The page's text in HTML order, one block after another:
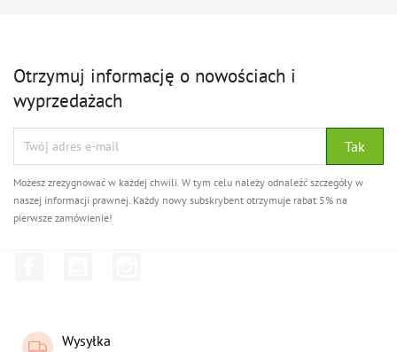
Otrzymuj informację o nowościach i
wyprzedażach
Możesz zrezygnować w każdej chwili. W tym celu należy odnaleźć szczegóły w
naszej informacji prawnej. Każdy nowy subskrybent otrzymuje rabat 5% na
pierwsze zamówienie!
Wysyłka